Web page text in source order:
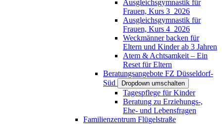
Ausgleichsgymnastik für
Frauen, Kurs 3_2026
Ausgleichsgymnastik für
Frauen, Kurs 4_2026
Weckmänner backen für
Eltern und Kinder ab 3 Jahren
Atem & Achtsamkeit – Ein
Reset für Eltern
Beratungsangebote FZ Düsseldorf-
Süd
Dropdown umschalten
Tagespflege für Kinder
Beratung zu Erziehungs-,
Ehe- und Lebensfragen
Familienzentrum Flügelstraße